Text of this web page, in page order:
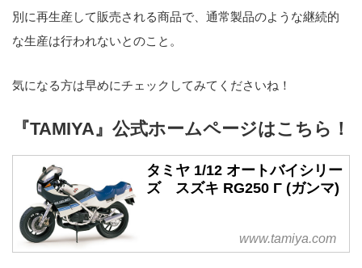
別に再生産して販売される商品で、通常製品のような継続的
な生産は行われないとのこと。
気になる方は早めにチェックしてみてくださいね！
『TAMIYA』公式ホームページはこちら！
タミヤ 1/12 オートバイシリー
ズ スズキ RG250 Γ (ガンマ)
www.tamiya.com